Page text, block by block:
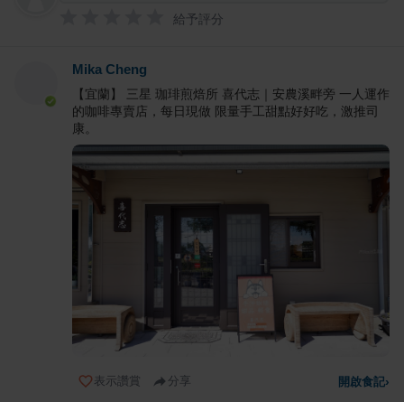
給予評分
Mika Cheng
【宜蘭】 三星 珈琲煎焙所 喜代志｜安農溪畔旁 一人運作
的咖啡專賣店，每日現做 限量手工甜點好好吃，激推司
康。
表示讚賞 分享 開啟食記›